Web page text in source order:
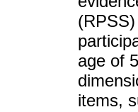
age of
items,